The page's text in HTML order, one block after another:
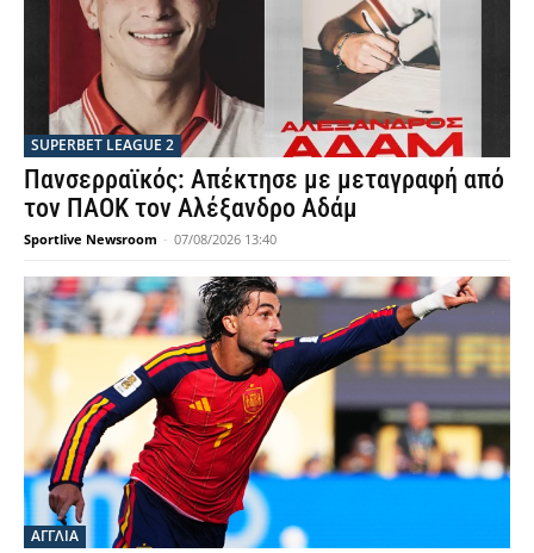
SUPERBET LEAGUE 2
Πανσερραϊκός: Απέκτησε με μεταγραφή από
τον ΠΑΟΚ τον Αλέξανδρο Αδάμ
Sportlive Newsroom - 07/08/2026 13:40
ΑΓΓΛΙΑ